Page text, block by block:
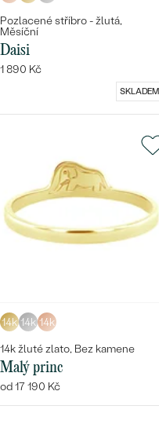
Pozlacené stříbro - žlutá,
Měsíční
Daisi
1 890 Kč
SKLADEM
14k 14k 14k
14k žluté zlato, Bez kamene
Malý princ
od 17 190 Kč